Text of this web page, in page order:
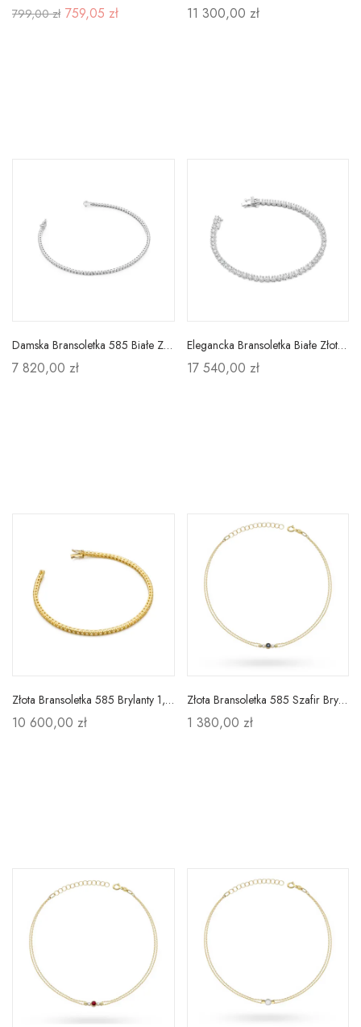
799,00 zł 759,05 zł 11 300,00 zł
Damska Bransoletka 585 Białe Złoto Brylanty 0,50ct
7 820,00 zł
Elegancka Bransoletka Białe Złoto Brylanty 2,16 ct
17 540,00 zł
Złota Bransoletka 585 Brylanty 1,07ct Prezent
10 600,00 zł
Złota Bransoletka 585 Szafir Brylanty Prezent
1 380,00 zł